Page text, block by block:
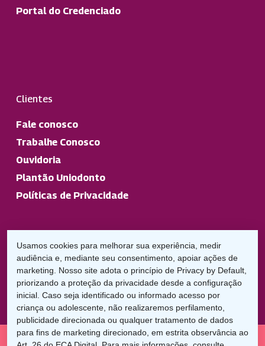
Portal do Credenciado
Clientes
Fale conosco
Trabalhe Conosco
Ouvidoria
Plantão Uniodonto
Políticas de Privacidade
Responsável Técnico
Dr. José Clóvis Tomazzoni de Oliveira: CRO: 30563
Uniodonto Jundiaí: CRO: 3717
Usamos cookies para melhorar sua experiência, medir
audiência e, mediante seu consentimento, apoiar ações de
marketing. Nosso site adota o princípio de Privacy by Default,
priorizando a proteção da privacidade desde a configuração
inicial. Caso seja identificado ou informado acesso por
criança ou adolescente, não realizaremos perfilamento,
publicidade direcionada ou qualquer tratamento de dados
para fins de marketing direcionado, em estrita observância ao